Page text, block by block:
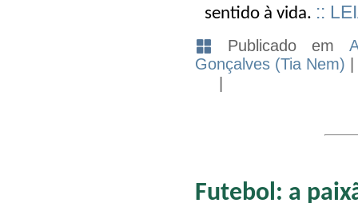
sentido à vida. ::
Publicado em
Gonçalves (Tia Nem)
Futebol: a